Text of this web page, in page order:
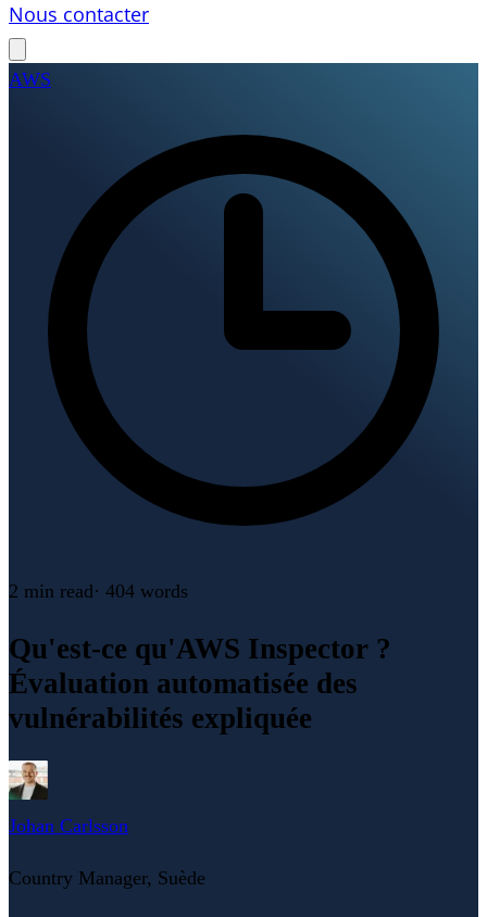
Nous contacter
AWS
2 min read· 404 words
Qu'est-ce qu'AWS Inspector ?
Évaluation automatisée des
vulnérabilités expliquée
Johan Carlsson
Country Manager, Suède